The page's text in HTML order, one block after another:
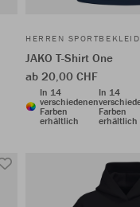
HERREN
JAKO T-Shirt One
ab 20,00 CHF
In 14
verschiedenen
Farben
erhältlich
In 14
Farben
erhältlich